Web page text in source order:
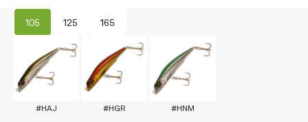
105 125 165
#HAJ #HGR #HNM